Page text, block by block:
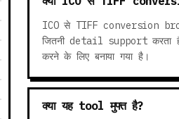
ICO से TIFF conversion
जितनी detail support करता
करने के लिए बनाया गया है।
क्या यह tool मुफ्त है?